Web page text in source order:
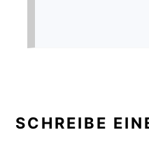
SCHREIBE